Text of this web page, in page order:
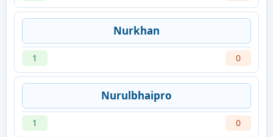
Nurkhan
1 0
Nurulbhaipro
1 0